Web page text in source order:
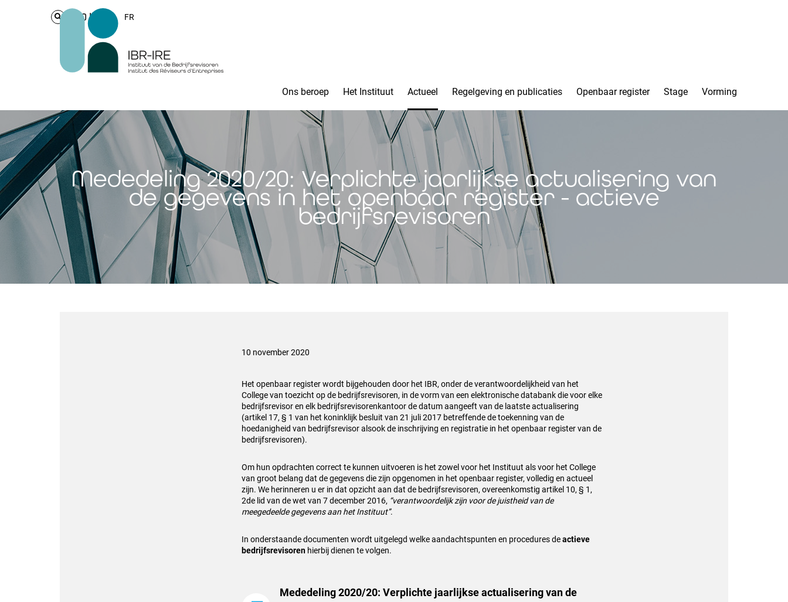
Login FR
Ons beroep Het Instituut Actueel Regelgeving en publicaties Openbaar register Stage Vorming
Mededeling 2020/20: Verplichte jaarlijkse actualisering van
de gegevens in het openbaar register - actieve
bedrijfsrevisoren
10 november 2020
Het openbaar register wordt bijgehouden door het IBR, onder de verantwoordelijkheid van het
College van toezicht op de bedrijfsrevisoren, in de vorm van een elektronische databank die voor elke
bedrijfsrevisor en elk bedrijfsrevisorenkantoor de datum aangeeft van de laatste actualisering
(artikel 17, § 1 van het koninklijk besluit van 21 juli 2017 betreffende de toekenning van de
hoedanigheid van bedrijfsrevisor alsook de inschrijving en registratie in het openbaar register van de
bedrijfsrevisoren).
Om hun opdrachten correct te kunnen uitvoeren is het zowel voor het Instituut als voor het College
van groot belang dat de gegevens die zijn opgenomen in het openbaar register, volledig en actueel
zijn. We herinneren u er in dat opzicht aan dat de bedrijfsrevisoren, overeenkomstig artikel 10, § 1,
2de lid van de wet van 7 december 2016, “verantwoordelijk zijn voor de juistheid van de
meegedeelde gegevens aan het Instituut”.
In onderstaande documenten wordt uitgelegd welke aandachtspunten en procedures deactieve
bedrijfsrevisoren hierbij dienen te volgen.
Mededeling 2020/20: Verplichte jaarlijkse actualisering van de